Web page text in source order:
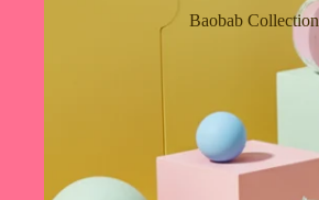
Baobab Collection